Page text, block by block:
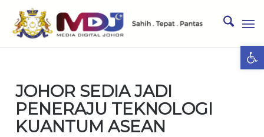
JOHOR SEDIA JADI
PENERAJU TEKNOLOGI
KUANTUM ASEAN